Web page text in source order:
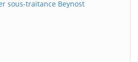
sous-traitance Beynost